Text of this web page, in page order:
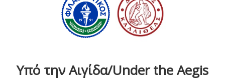
Υπό την Αιγίδα/Under the Aegis